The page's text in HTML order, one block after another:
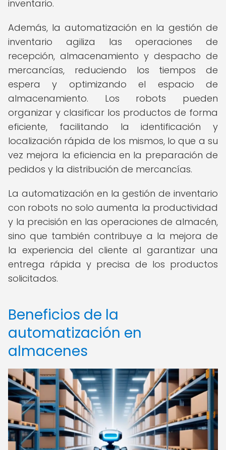
inventario.
Además, la automatización en la gestión de
inventario agiliza las operaciones de
recepción, almacenamiento y despacho de
mercancías, reduciendo los tiempos de
espera y optimizando el espacio de
almacenamiento. Los robots pueden
organizar y clasificar los productos de forma
eficiente, facilitando la identificación y
localización rápida de los mismos, lo que a su
vez mejora la eficiencia en la preparación de
pedidos y la distribución de mercancías.
La automatización en la gestión de inventario
con robots no solo aumenta la productividad
y la precisión en las operaciones de almacén,
sino que también contribuye a la mejora de
la experiencia del cliente al garantizar una
entrega rápida y precisa de los productos
solicitados.
Beneficios de la
automatización en
almacenes